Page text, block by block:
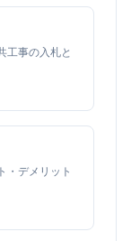
工事の入札と
・デメリット